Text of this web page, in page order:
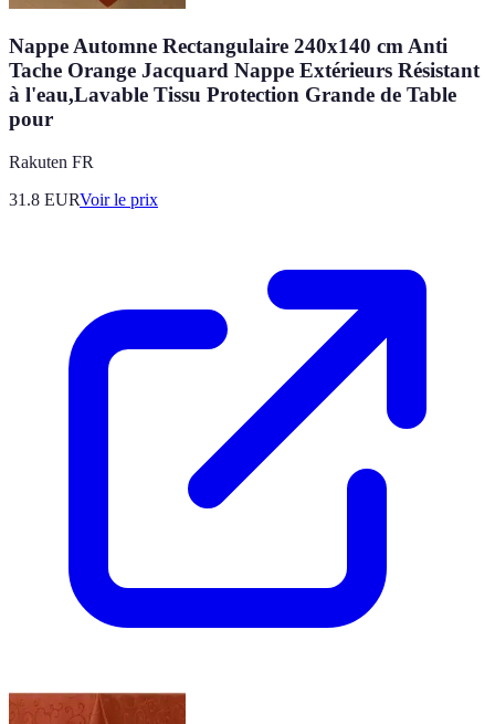
Nappe Automne Rectangulaire 240x140 cm Anti
Tache Orange Jacquard Nappe Extérieurs Résistant
à l'eau,Lavable Tissu Protection Grande de Table
pour
Rakuten FR
31.8 EURVoir le prix